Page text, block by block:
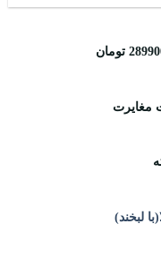
مغایرت
لبخند)